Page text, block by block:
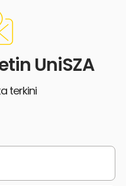
UniSZA
terkini